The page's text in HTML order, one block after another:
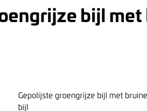
bijl
Gepolijste groengrijze bijl met
bijl